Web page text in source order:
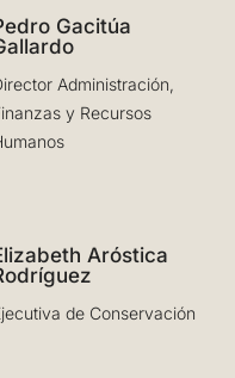
Gacitúa
Administración,
y Recursos
Aróstica
de Conservación